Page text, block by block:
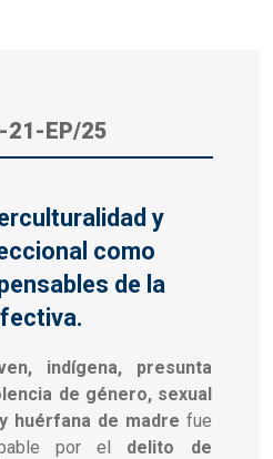
21-EP/25
y
como
de la
indígena, presunta
de género, sexual
huérfana de madre fue
por el delito de